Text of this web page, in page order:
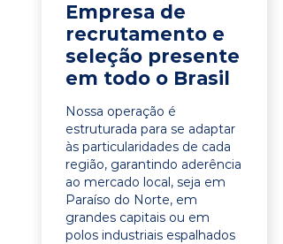
Empresa de
recrutamento e
seleção presente
em todo o Brasil
Nossa operação é
estruturada para se adaptar
às particularidades de cada
região, garantindo aderência
ao mercado local, seja em
Paraíso do Norte, em
grandes capitais ou em
polos industriais espalhados